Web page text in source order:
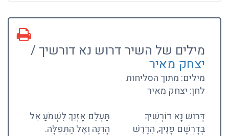
מילים של השיר דרוש נא דורשיך /
יצחק מאיר
מילים: מתוך הסליחות
לחן: יצחק מאיר
דְּרוֹשׁ נָא דוֹרְשֶׁיךָ
בְּדָרְשָׁם פָּנֶיךָ, הִדָּרֶשׁ
תַּעְלֵם אָזְנֶךָ לִשְׁמֹעַ אֶל
הָרִנָּה וְאֶל הַתְּפִלָּה.